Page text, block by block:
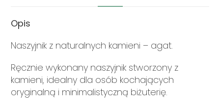
Opis
Naszyjnik z naturalnych kamieni – agat.
Ręcznie wykonany naszyjnik stworzony z
kamieni, idealny dla osób kochających
oryginalną i minimalistyczną biżuterię.